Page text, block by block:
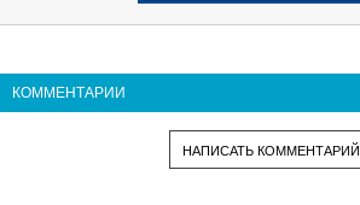
КОММЕНТАРИИ
НАПИСАТЬ КОММЕНТАРИЙ